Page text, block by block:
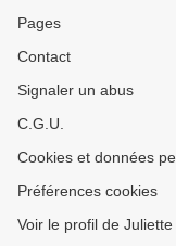
Pages
Contact
Signaler un abus
C.G.U.
Cookies et données
Préférences cookies
Voir le profil de